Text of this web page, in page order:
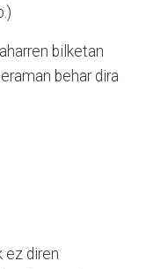
bilketan
behar dira
ez diren